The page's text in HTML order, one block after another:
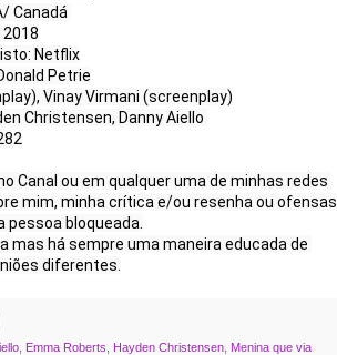
Canadá
2018
Netflix
Petrie
Vinay Virmani (screenplay)
Christensen, Danny Aiello
Canal ou em qualquer uma de minhas redes
mim, minha crítica e/ou resenha ou ofensas
pessoa bloqueada.
mas há sempre uma maneira educada de
diferentes.
Emma Roberts Hayden Christensen Menina que via